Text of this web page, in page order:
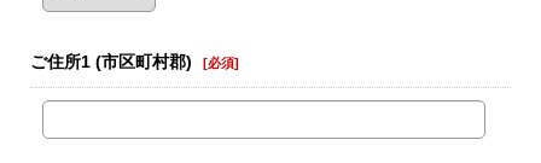
ご住所1 (市区町村郡) [必須]